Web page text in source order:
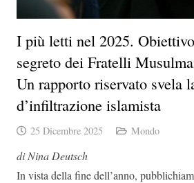
I più letti nel 2025.
segreto dei Fratelli
Un rapporto riservato svela
d’infiltrazione islamista
25 Dicembre 2025 Mondo
di NinaDeutsch
In vista della fine dell’anno,